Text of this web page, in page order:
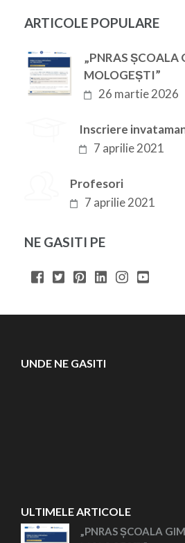
ARTICOLE POPULARE
„PNRAS
MOLOGEȘTI”
26 martie 2026
Inscriere
7 aprilie 2021
Profesori
7 aprilie 2021
NE GASITI PE
UNDE NE GASITI
ULTIMELE ARTICOLE
„PNRAS ȘCOALA